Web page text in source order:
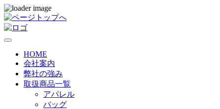
HOME
会社案内
弊社の強み
取扱商品一覧
アパレル
バッグ